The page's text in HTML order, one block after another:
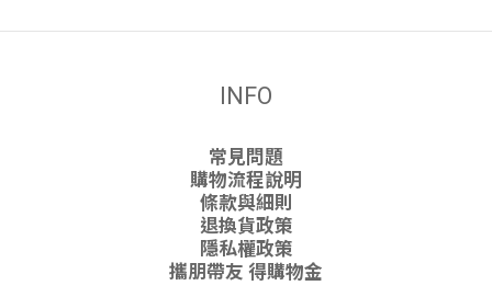
INFO
常見問題
購物流程說明
條款與細則
退換貨政策
隱私權政策
攜朋帶友 得購物金